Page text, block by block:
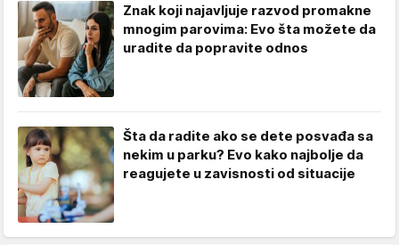
Znak koji najavljuje razvod promakne
mnogim parovima: Evo šta možete da
uradite da popravite odnos
Šta da radite ako se dete posvađa sa
nekim u parku? Evo kako najbolje da
reagujete u zavisnosti od situacije